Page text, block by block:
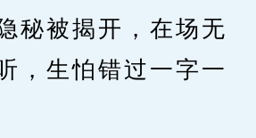
被揭开，在场无
，生怕错过一字一